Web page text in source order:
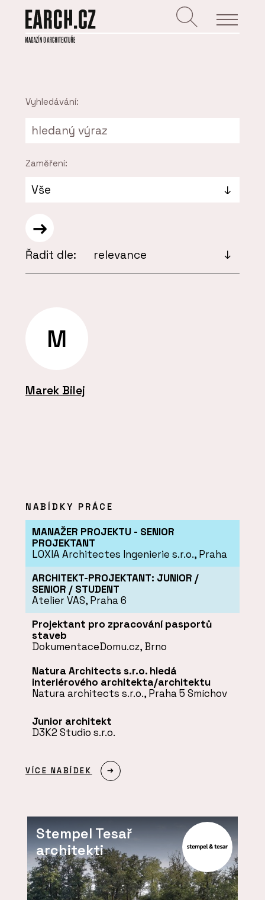
Vyhledávání:
Zaměření:
Řadit dle:
M
Marek Bilej
NABÍDKY PRÁCE
MANAŽER PROJEKTU - SENIOR
PROJEKTANT
LOXIA Architectes Ingenierie s.r.o., Praha
ARCHITEKT-PROJEKTANT: JUNIOR /
SENIOR / STUDENT
Atelier VAS, Praha 6
Projektant pro zpracování pasportů
staveb
DokumentaceDomu.cz, Brno
Natura Architects s.r.o. hledá
interiérového architekta/architektu
Natura architects s.r.o., Praha 5 Smíchov
Junior architekt
D3K2 Studio s.r.o.
VÍCE NABÍDEK
Stempel Tesař
architekti